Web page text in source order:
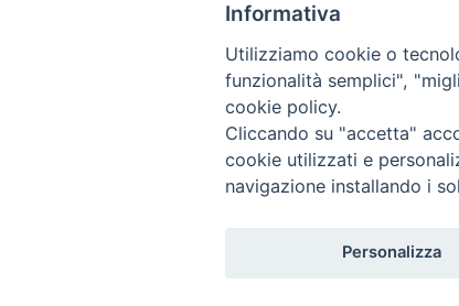
Copyright © 2019 - Tutti i diritti riservati -
Informativa
Utilizziamo cookie o
funzionalità semplici",
cookie policy.
Cliccando su "accetta"
cookie utilizzati e
navigazione installando i
Personalizza